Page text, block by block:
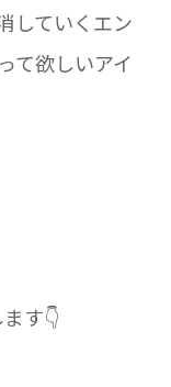
していくエン
て欲しいアイ
す👇